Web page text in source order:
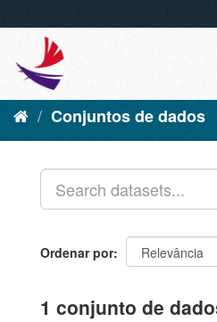
Conjuntos de dados
Ordenar por
1 conjunto de